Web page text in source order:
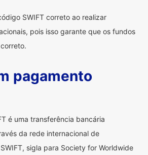
SWIFT correto ao realizar
pois isso garante que os fundos
pagamento
é uma transferência bancária
da rede internacional de
sigla para Society for Worldwide